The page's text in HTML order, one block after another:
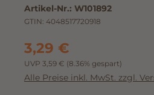
Artikel-Nr.: W101892
GTIN: 4048517720918
3,29 €
UVP 3,59 € (8.36% gespart)
Alle Preise inkl. MwSt. zzgl.